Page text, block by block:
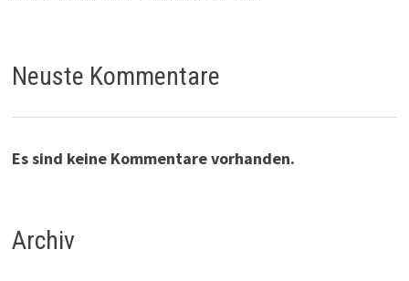
Neuste Kommentare
Es sind keine Kommentare vorhanden.
Archiv